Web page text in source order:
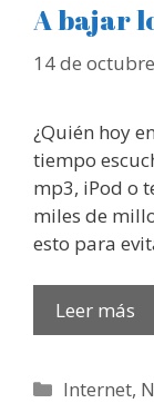
A bajar
14 de
¿Quién hoy
tiempo
mp3, iPod o
miles de
esto para
Leer más
Internet,